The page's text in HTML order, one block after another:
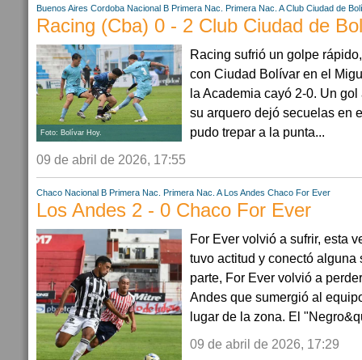
Buenos Aires Cordoba Nacional B Primera Nac. Primera Nac. A Club Ciudad de
Racing (Cba) 0 - 2 Club Ciudad de
Foto: Bolívar Hoy.
Racing sufrió un golpe
con Ciudad Bolívar en el
la Academia cayó 2-0. Un
su arquero dejó secuelas en
pudo trepar a la punta...
09 de abril de 2026, 17:55
Chaco Nacional B Primera Nac. Primera Nac. A Los Andes Chaco For Ever
Los Andes 2 - 0 Chaco For Ever
For Ever volvió a sufrir, esta
tuvo actitud y conectó
parte, For Ever volvió a
Andes que sumergió al
lugar de la zona. El
09 de abril de 2026, 17:29